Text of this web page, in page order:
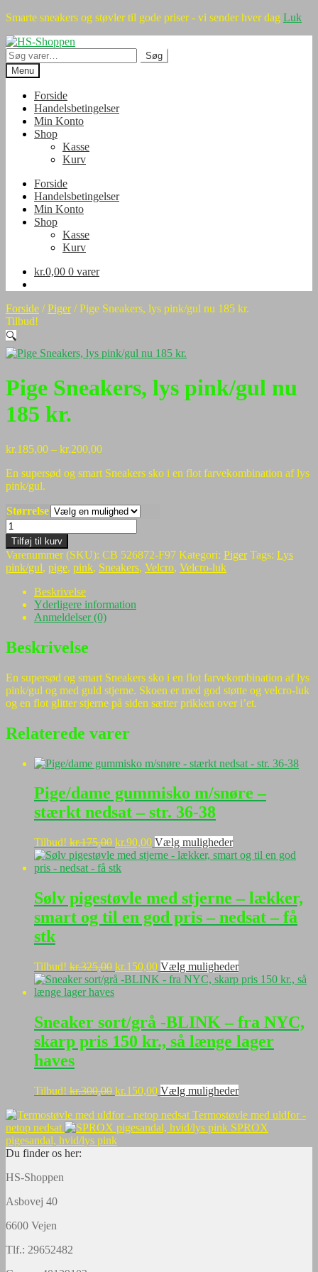
Smarte sneakers og støvler til gode priser - vi sender hver dag Luk
Spring
til
navigation
Spring
til
indhold
Søg
efter:
Søg
Menu
Forside
Handelsbetingelser
Min Konto
Shop
Kasse
Kurv
Forside
Handelsbetingelser
Min Konto
Shop
Kasse
Kurv
kr.0,00 0 varer
Forside /Piger/Pige Sneakers, lys pink/gul nu 185 kr.
Tilbud!
🔍
Pige Sneakers, lys pink/gul nu
185 kr.
kr.185,00 – kr.200,00Prisinterval:
til
En supersød og smart Sneakers sko i en flot farvekombination af lys
pink/gul.
Størrelse
Pige
Sneakers,
lys
pink/gul
nu
antal
Tilføj til kurv
Varenummer (SKU): CB 526872-F97 Kategori: Piger Tags: Lys
pink/gul, pige, pink, Sneakers, Velcro, Velcro-luk
Beskrivelse
Yderligere information
Anmeldelser (0)
Beskrivelse
En supersød og smart Sneakers sko i en flot farvekombination af lys
pink/gul og med guld stjerne. Skoen er med god støtte og velcro-luk
og en flot glitter stjerne på siden sætter prikken over i’et.
Relaterede varer
Pige/dame gummisko m/snøre –
stærkt nedsat – str. 36-38
Tilbud! kr.175,00 Den
oprindelige
pris
kr.175,00.
kr.90,00Den
aktuelle
kr.90,00.
Vælg mulighederDette
vare
varianter.
Mulighederne
kan
Sølv pigestøvle med stjerne – lækker,
smart og til en god pris – nedsat – få
stk
Tilbud! kr.325,00 Den
oprindelige
kr.325,00.
kr.150,00Den
aktuelle
kr.150,00.
Vælg mulighederDette
vare
varianter.
Mulighederne
kan
Sneaker sort/grå -BLINK – fra NYC,
skarp pris 150 kr., så længe lager
haves
Tilbud! kr.300,00 Den
pris
var:
kr.300,00.
kr.150,00Den
pris
er:
Vælg mulighederDette
har
flere
Termostøvle med uldfor -
netop nedsat
SPROX
pigesandal, hvid/lys pink
Du finder os her:
HS-Shoppen
Asbovej 40
6600 Vejen
Tlf.: 29652482